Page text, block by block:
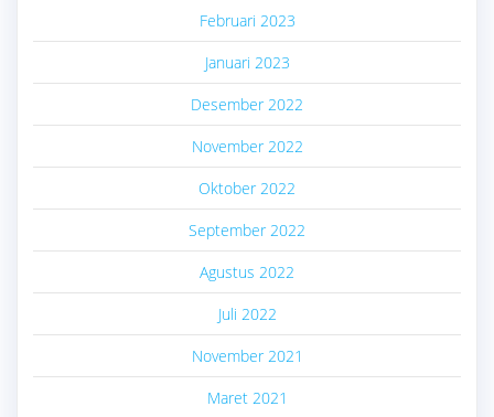
Februari 2023
Januari 2023
Desember 2022
November 2022
Oktober 2022
September 2022
Agustus 2022
Juli 2022
November 2021
Maret 2021